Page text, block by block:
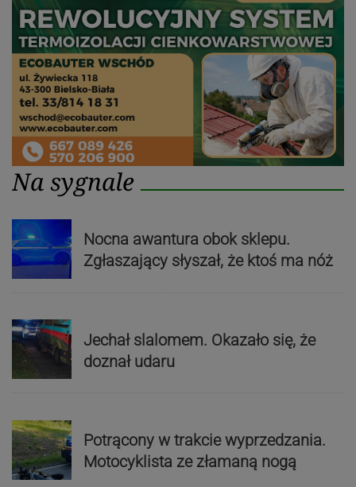
Na sygnale
Nocna awantura obok sklepu.
Zgłaszający słyszał, że ktoś ma nóż
Jechał slalomem. Okazało się, że
doznał udaru
Potrącony w trakcie wyprzedzania.
Motocyklista ze złamaną nogą